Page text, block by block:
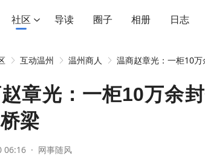
社区 导读 圈子 相册 日志
›
互动温州 温州商人 温商赵章光：一柜10
章光：一柜10万余
梁
06:16 · 网事随风